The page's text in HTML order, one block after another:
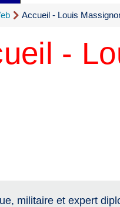
Accueil - Louis
-
militaire et expert